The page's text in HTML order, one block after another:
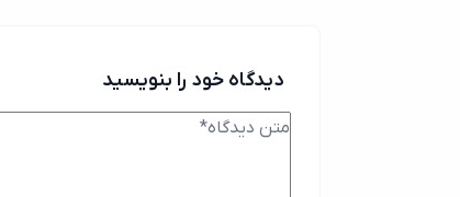
دیدگاه خود را بنویسید